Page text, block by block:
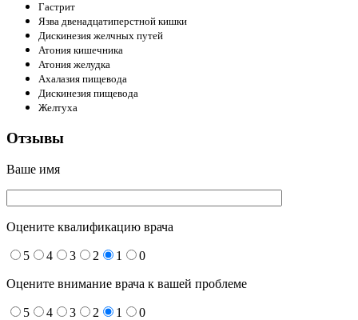
Гастрит
Язва двенадцатиперстной кишки
Дискинезия желчных путей
Атония кишечника
Атония желудка
Ахалазия пищевода
Дискинезия пищевода
Желтуха
Отзывы
Ваше имя
Оцените квалификацию врача
5 4 3 2 1 0
Оцените внимание врача к вашей проблеме
5 4 3 2 1 0